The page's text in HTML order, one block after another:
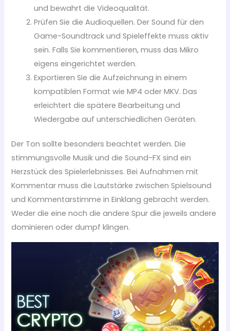
und bewahrt die Videoqualität.
Prüfen Sie die Audioquellen. Der Sound für den
Game-Soundtrack und Spieleffekte muss aktiv
sein. Falls Sie kommentieren, muss das Mikro
eigens eingerichtet werden.
Exportieren Sie die Aufzeichnung in einem
kompatiblen Format wie MP4 oder MKV. Das
erleichtert die spätere Bearbeitung und
Wiedergabe auf unterschiedlichen Geräten.
Der Ton sollte besonders beachtet werden. Die
stimmungsvolle Musik und die Sound-FX sind ein
Herzstück des Spielerlebnisses. Bei Aufnahmen mit
Kommentar muss die Lautstärke zwischen Spielsound
und Kommentarstimme in Einklang gebracht werden.
Weder die eine noch die andere Spur die jeweils andere
dominieren oder dumpf klingen.